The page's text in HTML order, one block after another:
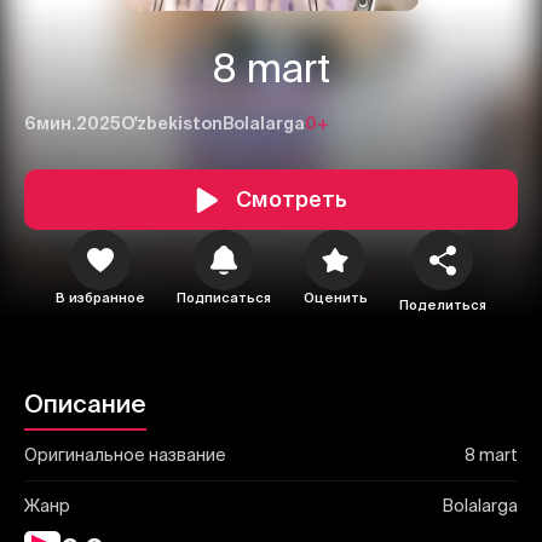
8 mart
6мин.2025O'zbekiston Bolalarga0+
Смотреть
В избранное Подписаться Оценить Поделиться
Описание
Оригинальное название 8 mart
Жанр Bolalarga
1 2 3
Отправить
Отменить Авторизоваться